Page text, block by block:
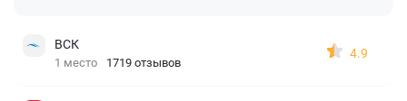
ВСК
1 место 1719 отзывов
4.9